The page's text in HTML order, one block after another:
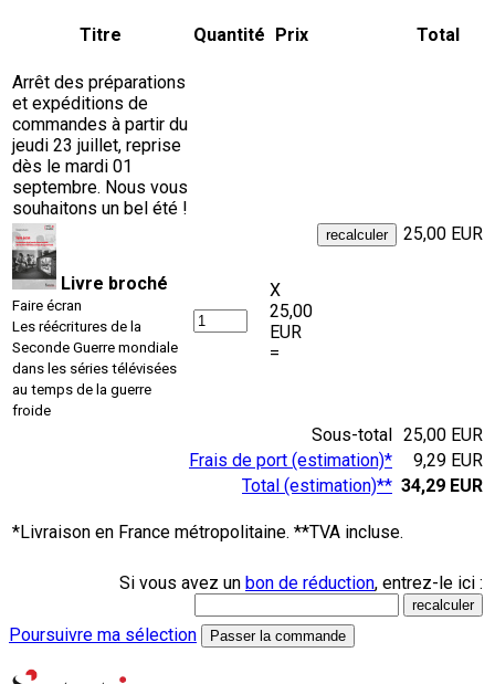
Arrêt des préparations
et expéditions de
commandes à partir du
jeudi 23 juillet, reprise
dès le mardi 01
septembre. Nous vous
souhaitons un bel été !
Titre Quantité Prix Total
Livre broché
Faire écran
Les réécritures de la
Seconde Guerre mondiale
dans les séries télévisées
au temps de la guerre
froide
X
25,00
EUR
=
25,00 EUR
Sous-total 25,00 EUR
Frais de port (estimation)*
9,29 EUR
Total (estimation)** 34,29 EUR
*Livraison en France métropolitaine. **TVA incluse.
Si vous avez un bon de réduction, entrez-le ici :
Poursuivre ma sélection Passer la commande